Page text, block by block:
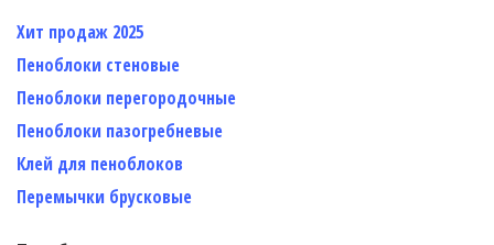
Хит продаж 2025
Пеноблоки стеновые
Пеноблоки перегородочные
Пеноблоки пазогребневые
Клей для пеноблоков
Перемычки брусковые